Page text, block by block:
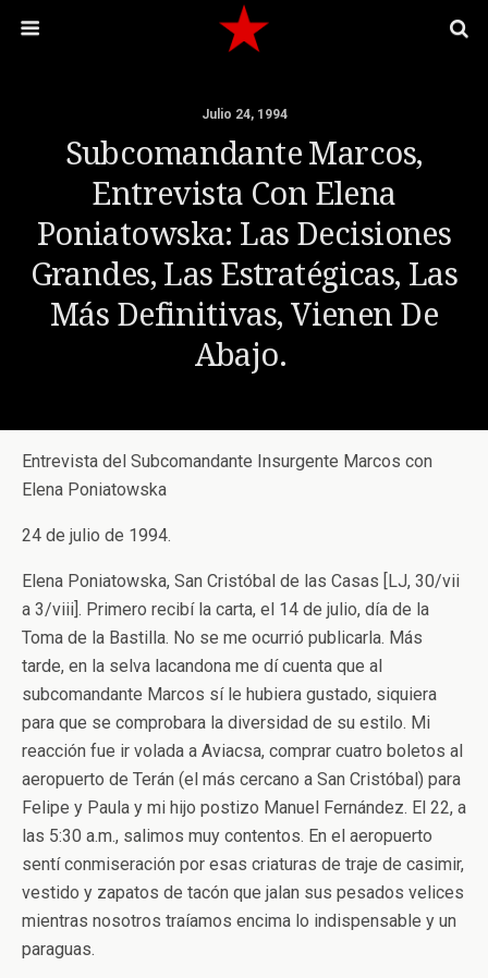
Julio 24, 1994
Subcomandante Marcos,
Entrevista Con Elena
Poniatowska: Las Decisiones
Grandes, Las Estratégicas, Las
Más Definitivas, Vienen De
Abajo.
Entrevista del Subcomandante Insurgente Marcos con
Elena Poniatowska
24 de julio de 1994.
Elena Poniatowska, San Cristóbal de las Casas [LJ, 30/vii
a 3/viii]. Primero recibí la carta, el 14 de julio, día de la
Toma de la Bastilla. No se me ocurrió publicarla. Más
tarde, en la selva lacandona me dí cuenta que al
subcomandante Marcos sí le hubiera gustado, siquiera
para que se comprobara la diversidad de su estilo. Mi
reacción fue ir volada a Aviacsa, comprar cuatro boletos al
aeropuerto de Terán (el más cercano a San Cristóbal) para
Felipe y Paula y mi hijo postizo Manuel Fernández. El 22, a
las 5:30 a.m., salimos muy contentos. En el aeropuerto
sentí conmiseración por esas criaturas de traje de casimir,
vestido y zapatos de tacón que jalan sus pesados velices
mientras nosotros traíamos encima lo indispensable y un
paraguas.